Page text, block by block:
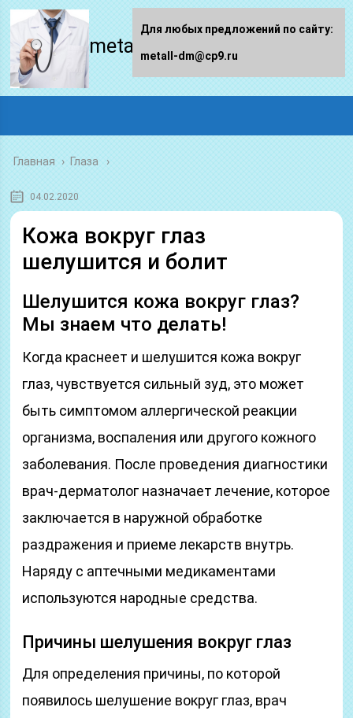
metall-dm.ru
Главная › Глаза
04.02.2020
Кожа вокруг глаз
шелушится и болит
Шелушится кожа вокруг глаз?
Мы знаем что делать!
Когда краснеет и шелушится кожа вокруг
глаз, чувствуется сильный зуд, это может
быть симптомом аллергической реакции
организма, воспаления или другого кожного
заболевания. После проведения диагностики
врач-дерматолог назначает лечение, которое
заключается в наружной обработке
раздражения и приеме лекарств внутрь.
Наряду с аптечными медикаментами
используются народные средства.
Причины шелушения вокруг глаз
Для определения причины, по которой
появилось шелушение вокруг глаз, врач
Для любых предложений по сайту:
metall-dm@cp9.ru